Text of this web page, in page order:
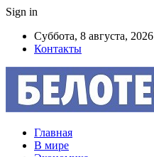
Sign in
Суббота, 8 августа, 2026
Контакты
Главная
В мире